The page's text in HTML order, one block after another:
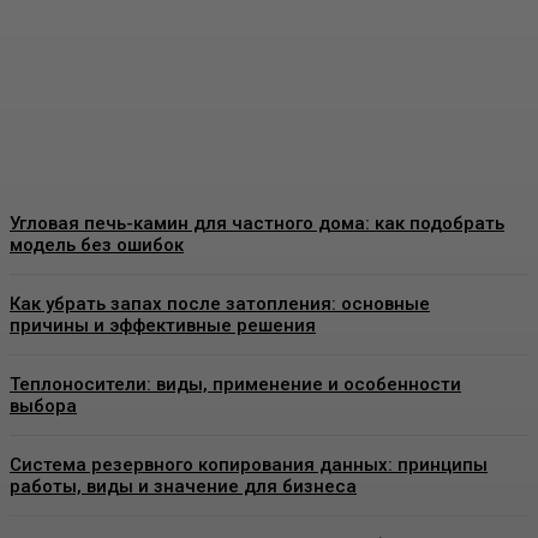
Угловая печь-камин для частного дома: как подобрать
модель без ошибок
Как убрать запах после затопления: основные
причины и эффективные решения
Теплоносители: виды, применение и особенности
выбора
Система резервного копирования данных: принципы
работы, виды и значение для бизнеса